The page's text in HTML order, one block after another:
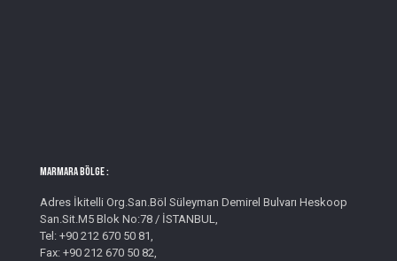
MARMARA BÖLGE :
Adres İkitelli Org.San.Böl Süleyman Demirel Bulvarı Heskoop
San.Sit.M5 Blok No:78 / İSTANBUL,
Tel: +90 212 670 50 81,
Fax: +90 212 670 50 82,